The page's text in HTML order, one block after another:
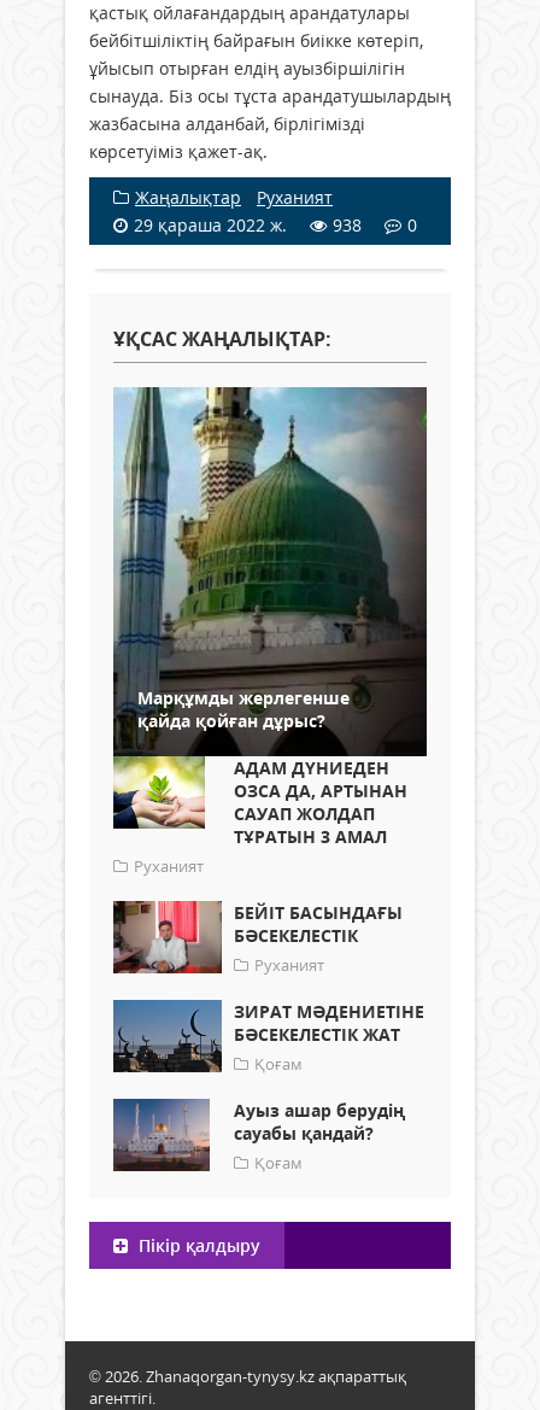
қастық ойлағандардың арандатулары
бейбітшіліктің байрағын биікке көтеріп,
ұйысып отырған елдің ауызбіршілігін
сынауда. Біз осы тұста арандатушылардың
жазбасына алданбай, бірлігімізді
көрсетуіміз қажет-ақ.
Жаңалықтар / Руханият
29 қараша 2022 ж.
938 0
ҰҚСАС ЖАҢАЛЫҚТАР:
Марқұмды жерлегенше
қайда қойған дұрыс?
АДАМ ДҮНИЕДЕН
ОЗСА ДА, АРТЫНАН
САУАП ЖОЛДАП
ТҰРАТЫН 3 АМАЛ
Руханият
БЕЙІТ БАСЫНДАҒЫ
БӘСЕКЕЛЕСТІК
Руханият
ЗИРАТ МӘДЕНИЕТІНЕ
БӘСЕКЕЛЕСТІК ЖАТ
Қоғам
Ауыз ашар берудің
сауабы қандай?
Қоғам
Пікір қалдыру
© 2026. Zhanaqorgan-tynysy.kz ақпараттық
агенттігі.